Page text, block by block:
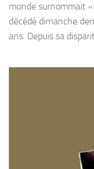
monde surnommait
décédé dimanche
ans. Depuis sa